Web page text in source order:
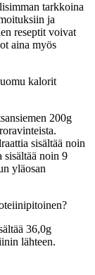
tarkkoina
ja
reseptit voivat
aina myös
kalorit
200g
sisältää noin
sisältää noin 9
yläosan
36,0g
lähteen.